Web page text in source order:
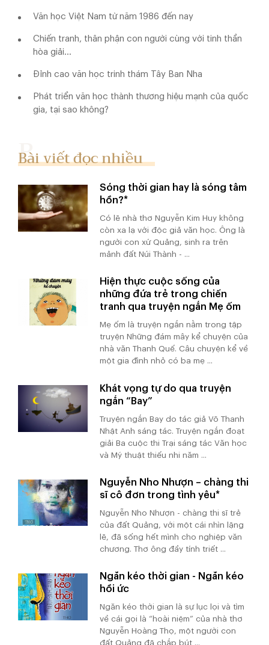
Văn học Việt Nam từ năm 1986 đến nay
Chiến tranh, thân phận con người cùng với tinh thần
hòa giải…
Đỉnh cao văn học trinh thám Tây Ban Nha
Phát triển văn học thành thương hiệu mạnh của quốc
gia, tại sao không?
Bài viết đọc nhiều
Sóng thời gian hay là sóng tâm
hồn?*
Có lẽ nhà thơ Nguyễn Kim Huy không
còn xa lạ với độc giả văn học. Ông là
người con xứ Quảng, sinh ra trên
mảnh đất Núi Thành - ...
Hiện thực cuộc sống của
những đứa trẻ trong chiến
tranh qua truyện ngắn Mẹ ốm
Mẹ ốm là truyện ngắn nằm trong tập
truyện Những đám mây kể chuyện của
nhà văn Thanh Quế. Câu chuyện kể về
một gia đình nhỏ có ba mẹ ...
Khát vọng tự do qua truyện
ngắn “Bay”
Truyện ngắn Bay do tác giả Võ Thanh
Nhật Anh sáng tác. Truyện ngắn đoạt
giải Ba cuộc thi Trại sáng tác Văn học
và Mỹ thuật thiếu nhi năm ...
Nguyễn Nho Nhượn – chàng thi
sĩ cô đơn trong tình yêu*
Nguyễn Nho Nhượn - chàng thi sĩ trẻ
của đất Quảng, với một cái nhìn lặng
lẽ, đã sống hết mình cho nghiệp văn
chương. Thơ ông đầy tính triết ...
Ngăn kéo thời gian - Ngăn kéo
hồi ức
Ngăn kéo thời gian là sự lục lọi và tìm
về cái gọi là “hoài niệm” của nhà thơ
Nguyễn Hoàng Thọ, một người con
đất Quảng đã chắp bút ...